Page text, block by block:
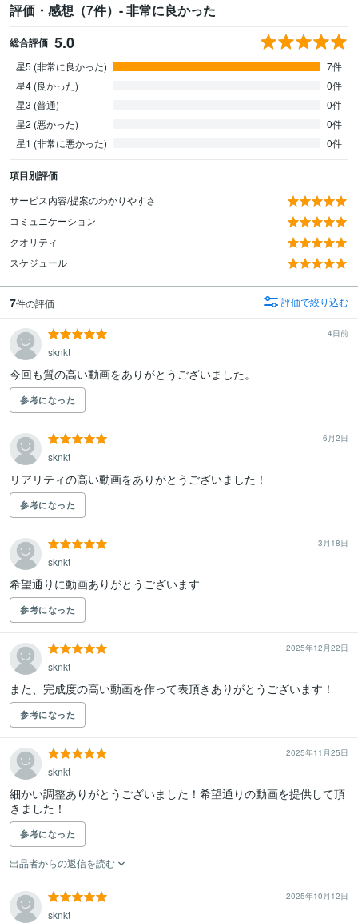
評価・感想（7件）- 非常に良かった
総合評価 5.0
星5 (非常に良かった)
7件
星4 (良かった)
0件
星3 (普通)
0件
星2 (悪かった)
0件
星1 (非常に悪かった)
0件
項目別評価
サービス内容/提案のわかりやすさ
コミュニケーション
クオリティ
スケジュール
7件の評価 評価で絞り込む
4日前
sknkt
今回も質の高い動画をありがとうございました。
参考になった
6月2日
sknkt
リアリティの高い動画をありがとうございました！
参考になった
3月18日
sknkt
希望通りに動画ありがとうございます
参考になった
2025年12月22日
sknkt
また、完成度の高い動画を作って表頂きありがとうございます！
参考になった
2025年11月25日
sknkt
細かい調整ありがとうございました！希望通りの動画を提供して頂
きました！
参考になった
出品者からの返信を読む
2025年10月12日
sknkt